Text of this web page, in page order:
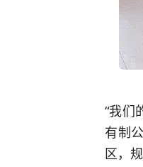
“我们
有制
区，